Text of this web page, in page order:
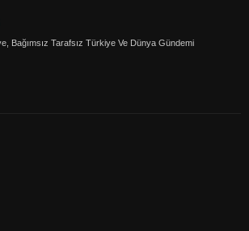
Bağımsız Tarafsız Türkiye Ve Dünya Gündemi